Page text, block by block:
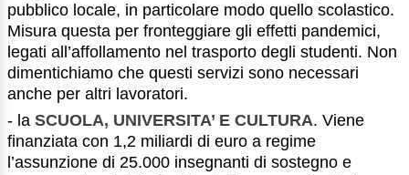
pubblico locale, in particolare modo quello scolastico.
Misura questa per fronteggiare gli effetti pandemici,
legati all’affollamento nel trasporto degli studenti. Non
dimentichiamo che questi servizi sono necessari
anche per altri lavoratori.
- la SCUOLA, UNIVERSITA’ E CULTURA. Viene
finanziata con 1,2 miliardi di euro a regime
l’assunzione di 25.000 insegnanti di sostegno e